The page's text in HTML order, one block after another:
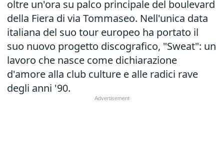
oltre un'ora su palco principale del boulevard
della Fiera di via Tommaseo. Nell'unica data
italiana del suo tour europeo ha portato il
suo nuovo progetto discografico, "Sweat": un
lavoro che nasce come dichiarazione
d'amore alla club culture e alle radici rave
degli anni '90.